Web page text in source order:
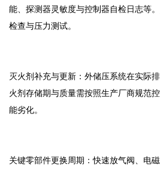
能、探测器灵敏度与控制器自检日志等
检查与压力测试。
灭火剂补充与更新：外储压系统在实际
火剂存储期与质量需按照生产厂商规范
能劣化。
关键零部件更换周期：快速放气阀、电